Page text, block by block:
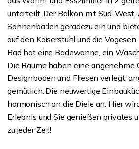
unterteilt. Der Balkon mit Süd-
Sonnenbaden geradezu ein und
auf den Kaiserstuhl und die
Bad hat eine Badewanne, ein
Die Räume haben eine angenehme
Designboden und Fliesen verlegt,
gemütlich. Die neuwertige
harmonisch an die Diele an. Hier
Erlebnis und Sie genießen privates
zu jeder Zeit!